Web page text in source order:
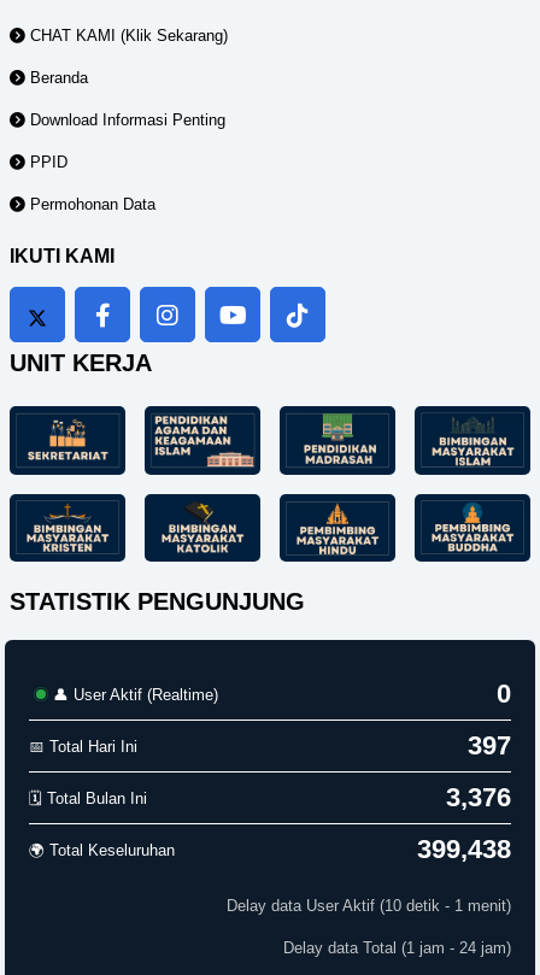
CHAT KAMI (Klik Sekarang)
Beranda
Download Informasi Penting
PPID
Permohonan Data
IKUTI KAMI
UNIT KERJA
STATISTIK PENGUNJUNG
👤 User Aktif (Realtime) 0
📅 Total Hari Ini 397
🗓️ Total Bulan Ini 3,376
🌍 Total Keseluruhan 399,438
Delay data User Aktif (10 detik - 1 menit)
Delay data Total (1 jam - 24 jam)